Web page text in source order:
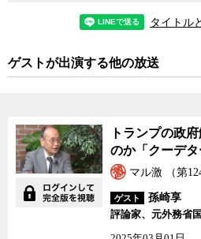
日本は海外に駐留するアメリカ海兵
る。ドイツの30％と比べてもこの数字
基地を日本に持ち続けたいというの
は言うのだ。
こうなると普天間移設をめぐる迷走
分を鵜呑みにした鳩山政権の独り相撲
れでも孫崎氏は普天間問題はまだ終わ
なら、期せずして鳩山政権が沖縄県民
タイトル
ゲストが出演する他の放送
トランプの政
のか「クーデ
マル激 （第
ゲスト
孫崎享
評論家、元外務省